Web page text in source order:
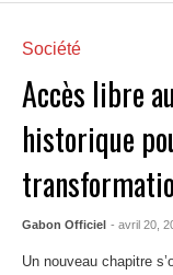
Société
Accès libre
historique
Gabon Officiel - avril 20,
Un nouveau chapitre